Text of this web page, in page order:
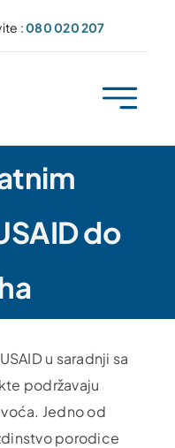
:080 020 207
do
u saradnji sa
podržavaju
Jedno od
porodice